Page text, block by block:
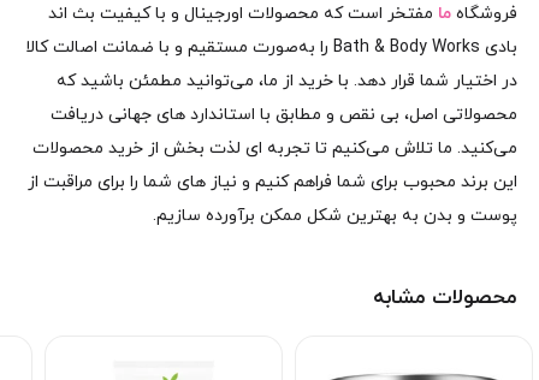
فروشگاه ما مفتخر است که محصولات اورجینال و با کیفیت بث اند
بادی Bath & Body Works را به‌صورت مستقیم و با ضمانت اصالت کالا
در اختیار شما قرار دهد. با خرید از ما، می‌توانید مطمئن باشید که
محصولاتی اصل، بی‌ نقص و مطابق با استاندارد های جهانی دریافت
می‌کنید. ما تلاش می‌کنیم تا تجربه‌ ای لذت‌ بخش از خرید محصولات
این برند محبوب برای شما فراهم کنیم و نیاز های شما را برای مراقبت از
پوست و بدن به بهترین شکل ممکن برآورده سازیم.
محصولات مشابه